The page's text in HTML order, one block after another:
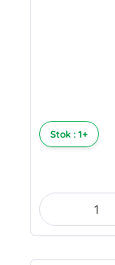
Stok : 1+